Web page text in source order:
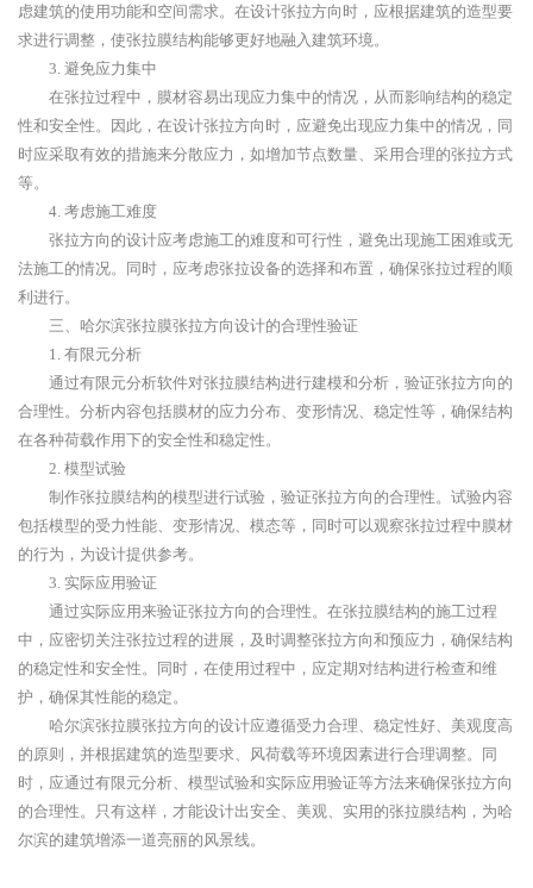
虑建筑的使用功能和空间需求。在设计张拉方向时，应根据建筑的造型要
求进行调整，使张拉膜结构能够更好地融入建筑环境。
3. 避免应力集中
在张拉过程中，膜材容易出现应力集中的情况，从而影响结构的稳定
性和安全性。因此，在设计张拉方向时，应避免出现应力集中的情况，同
时应采取有效的措施来分散应力，如增加节点数量、采用合理的张拉方式
等。
4. 考虑施工难度
张拉方向的设计应考虑施工的难度和可行性，避免出现施工困难或无
法施工的情况。同时，应考虑张拉设备的选择和布置，确保张拉过程的顺
利进行。
三、哈尔滨张拉膜张拉方向设计的合理性验证
1. 有限元分析
通过有限元分析软件对张拉膜结构进行建模和分析，验证张拉方向的
合理性。分析内容包括膜材的应力分布、变形情况、稳定性等，确保结构
在各种荷载作用下的安全性和稳定性。
2. 模型试验
制作张拉膜结构的模型进行试验，验证张拉方向的合理性。试验内容
包括模型的受力性能、变形情况、模态等，同时可以观察张拉过程中膜材
的行为，为设计提供参考。
3. 实际应用验证
通过实际应用来验证张拉方向的合理性。在张拉膜结构的施工过程
中，应密切关注张拉过程的进展，及时调整张拉方向和预应力，确保结构
的稳定性和安全性。同时，在使用过程中，应定期对结构进行检查和维
护，确保其性能的稳定。
哈尔滨张拉膜张拉方向的设计应遵循受力合理、稳定性好、美观度高
的原则，并根据建筑的造型要求、风荷载等环境因素进行合理调整。同
时，应通过有限元分析、模型试验和实际应用验证等方法来确保张拉方向
的合理性。只有这样，才能设计出安全、美观、实用的张拉膜结构，为哈
尔滨的建筑增添一道亮丽的风景线。